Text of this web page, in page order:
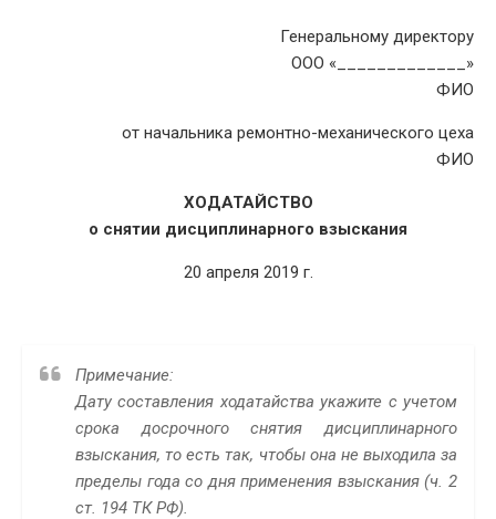
Генеральному директору
ООО «_____________»
ФИО
от начальника ремонтно-механического цеха
ФИО
ХОДАТАЙСТВО
о снятии дисциплинарного взыскания
20 апреля 2019 г.
Примечание:
Дату составления ходатайства укажите с учетом
срока досрочного снятия дисциплинарного
взыскания, то есть так, чтобы она не выходила за
пределы года со дня применения взыскания (ч. 2
ст. 194 ТК РФ).